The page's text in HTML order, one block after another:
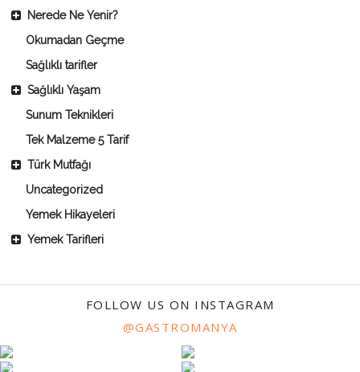
Nerede Ne Yenir?
Okumadan Geçme
Sağlıklı tarifler
Sağlıklı Yaşam
Sunum Teknikleri
Tek Malzeme 5 Tarif
Türk Mutfağı
Uncategorized
Yemek Hikayeleri
Yemek Tarifleri
FOLLOW US ON INSTAGRAM
@GASTROMANYA